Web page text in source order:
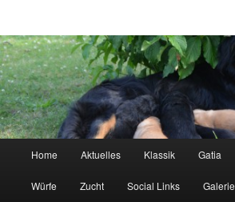
Home Aktuelles Klassik Gatia
Würfe Zucht Social Links Galerie